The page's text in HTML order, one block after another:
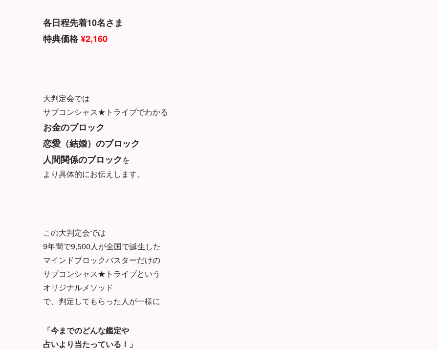
各日程先着10名さま
特典価格¥2,160
大判定会では
サブコンシャス★トライブでわかる
お金のブロック
恋愛（結婚）のブロック
人間関係のブロックを
より具体的にお伝えします。
この大判定会では
9年間で9,500人が全国で誕生した
マインドブロックバスターだけの
サブコンシャス★トライブという
オリジナルメソッド
で、判定してもらった人が一様に
「今までのどんな鑑定や
占いより当たっている！」